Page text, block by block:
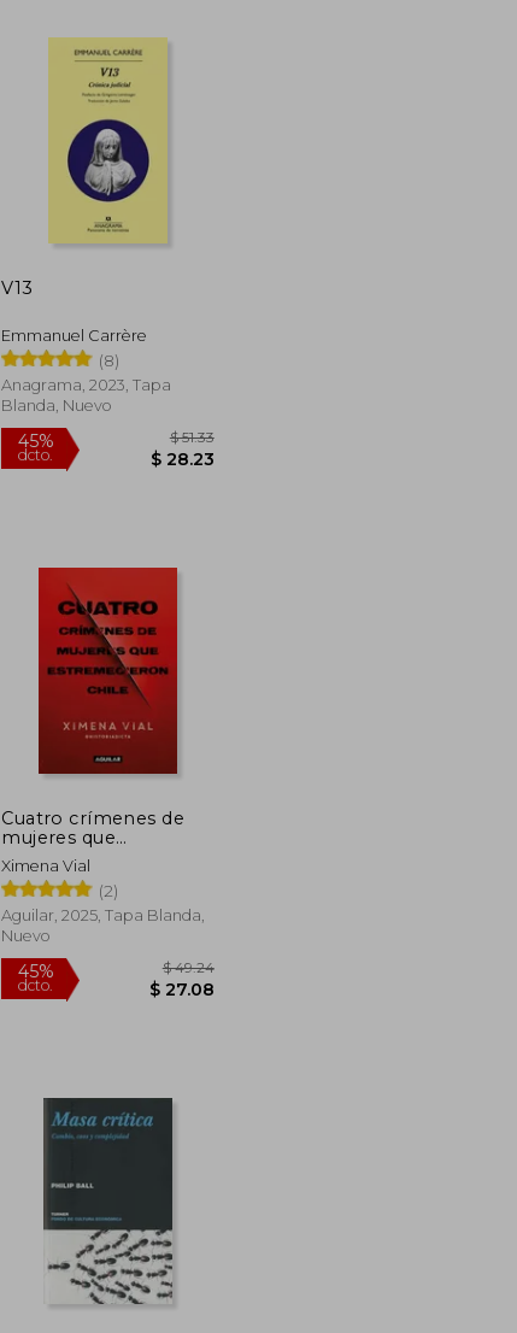
$ 31.73
$ 48.30
$ 26.57
V13
Emmanuel Carrère
(8)
Anagrama, 2023, Tapa
Blanda, Nuevo
45%
dcto.
$ 36.29
$ 19.96
Cuatro crímenes de
mujeres que
estremecieron Chile
Ximena Vial
(2)
Aguilar, 2025, Tapa Blanda,
Nuevo